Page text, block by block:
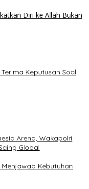
Diri ke Allah Bukan
Keputusan Soal
Arena, Wakapolri
Global
Menjawab Kebutuhan